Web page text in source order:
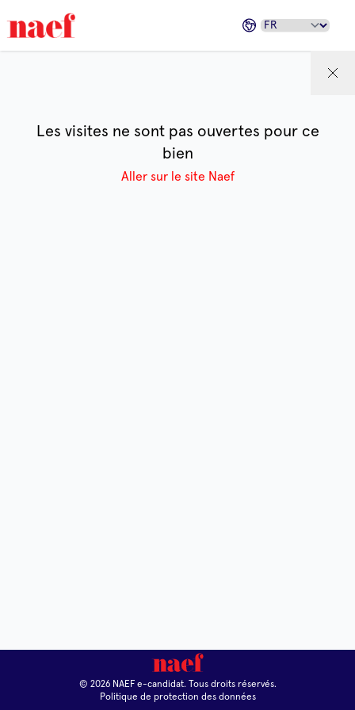
Les visites ne sont pas ouvertes pour ce
bien
Aller sur le site Naef
© 2026 NAEF e-candidat. Tous droits réservés.
Politique de protection des données